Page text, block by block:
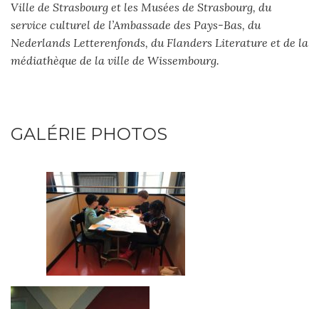
Ville de Strasbourg et les Musées de Strasbourg, du
service culturel de l’Ambassade des Pays-Bas, du
Nederlands Letterenfonds, du Flanders Literature et de la
médiathèque de la ville de Wissembourg.
GALÉRIE PHOTOS